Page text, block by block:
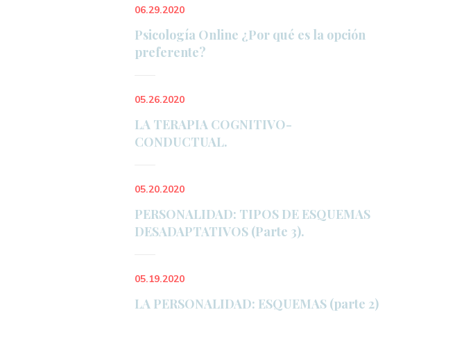
06.29.2020
Psicología Online ¿Por qué es la opción
preferente?
05.26.2020
LA TERAPIA COGNITIVO-
CONDUCTUAL.
05.20.2020
PERSONALIDAD: TIPOS DE ESQUEMAS
DESADAPTATIVOS (Parte 3).
05.19.2020
LA PERSONALIDAD: ESQUEMAS (parte 2)